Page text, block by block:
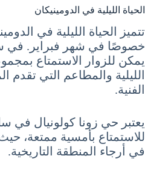
الحياة الليلية في الدومينيكان
تتميز الحياة الليلية في
خصوصًا في شهر فبراير. في
يمكن للزوار الاستمتاع
الليلية والمطاعم التي
الفنية.
يعتبر حي زونا كولونيال في
للاستمتاع بأمسية ممتعة،
في أرجاء المنطقة التاريخية.